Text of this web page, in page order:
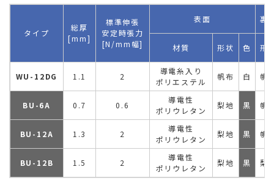
タイプ
総厚
[mm]
標準伸張
安定時張力
[N/mm幅]
表面 裏
材質 形状 色 形
WU-12DG 1.1 2
導電糸入り
ポリエステル
帆布 白 帆
BU-6A 0.7 0.6
導電性
ポリウレタン
梨地 黒 帆
BU-12A 1.3 2
導電性
ポリウレタン
梨地 黒 帆
BU-12B 1.5 2
導電性
ポリウレタン
梨地 黒 梨